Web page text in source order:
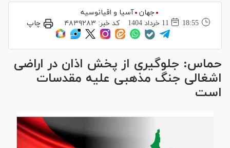
جهان
آسیا و اقیانوسیه
18:55
11 خرداد 1404 کد خبر: ۴۸۳۹۲۸۳ چاپ
حماس: جلوگیری از پخش اذان در اراضی
اشغالی جنگ مذهبی علیه مقدسات
است